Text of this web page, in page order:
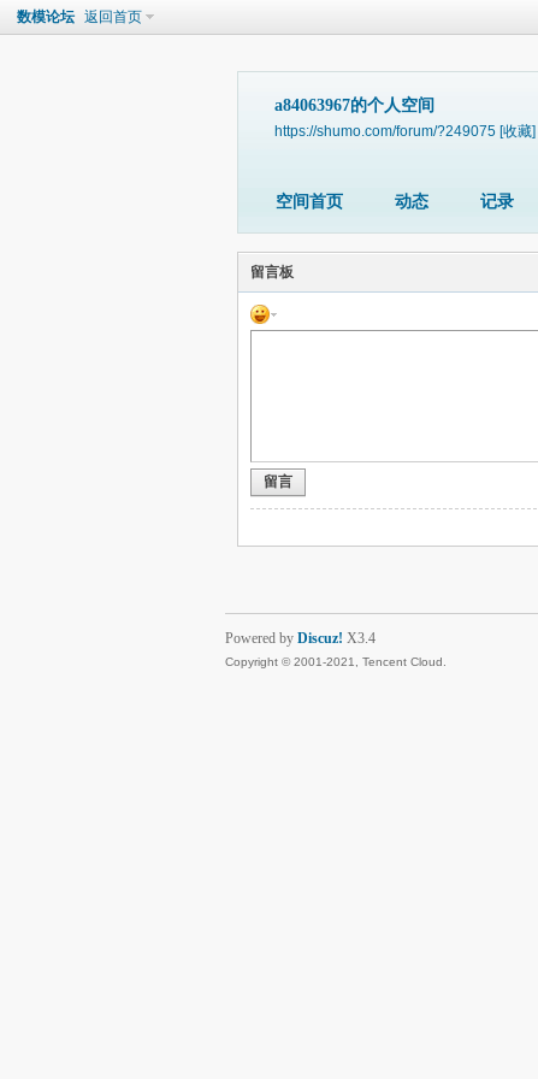
数模论坛 返回首页
a84063967的个人空间
https://shumo.com/forum/?249075 [收藏]
空间首页 动态 记录
留言板
留言
Powered by Discuz! X3.4
Copyright © 2001-2021, Tencent Cloud.